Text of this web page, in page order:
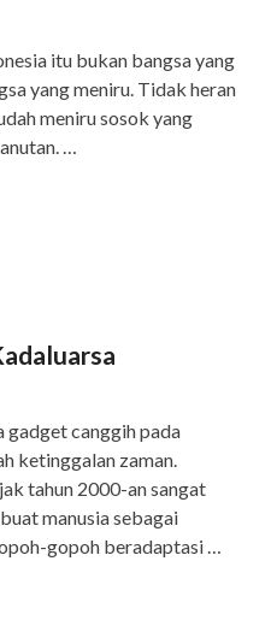
itu bukan bangsa yang
yang meniru. Tidak heran
meniru sosok yang
…
gadget canggih pada
ketinggalan zaman.
tahun 2000-an sangat
manusia sebagai
gopoh beradaptasi …